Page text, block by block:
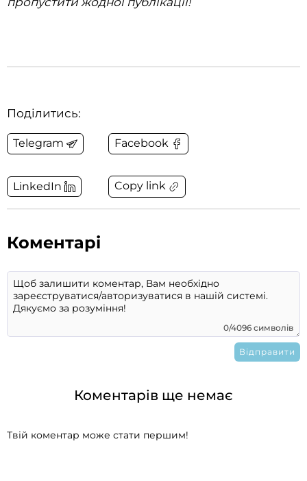
Поділитись:
Telegram Facebook
LinkedIn Copy link
Коментарі
0/4096 символів
Коментарів ще немає
Твій коментар може стати першим!